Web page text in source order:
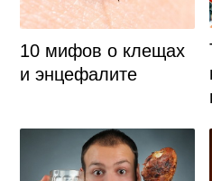
10 мифов о клещах
и энцефалите